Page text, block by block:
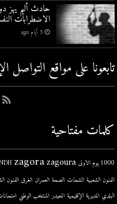
حادث أليم يهز
الاضطرابات
5 أيام ago
تابعونا على مواقع
كلمات مفتاحية
1000 يوم الاولى zagora zagoura
الفنون الشعبية الشحات الصحة العمران الغرق الفنون
البلدي المديرية الإقليمية المعيدر المنتخب الوطني